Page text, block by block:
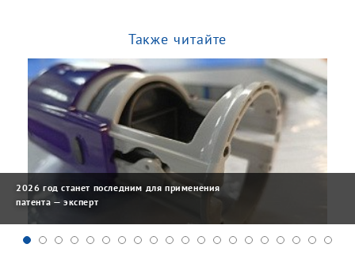
Также читайте
2026 год станет последним для применения
патента — эксперт